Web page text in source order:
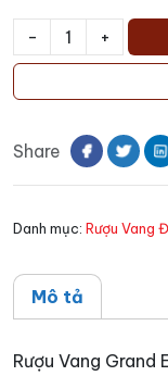
-
Rượu
De
+
Share
Danh mục: Rượu Vang
Mô tả
Rượu Vang Grand